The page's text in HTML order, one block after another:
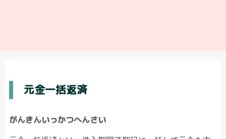
元金一括返済
がんきんいっかつへんさい